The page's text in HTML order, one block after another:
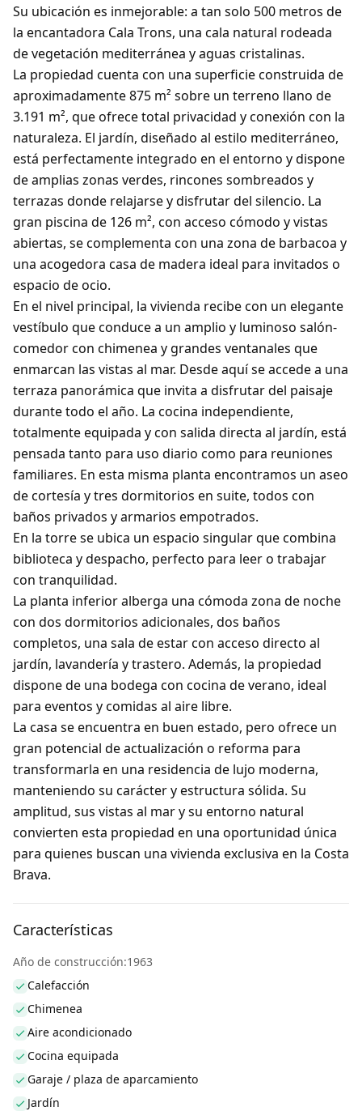
Su ubicación es inmejorable: a tan solo 500 metros de
la encantadora Cala Trons, una cala natural rodeada
de vegetación mediterránea y aguas cristalinas.
La propiedad cuenta con una superficie construida de
aproximadamente 875 m² sobre un terreno llano de
3.191 m², que ofrece total privacidad y conexión con la
naturaleza. El jardín, diseñado al estilo mediterráneo,
está perfectamente integrado en el entorno y dispone
de amplias zonas verdes, rincones sombreados y
terrazas donde relajarse y disfrutar del silencio. La
gran piscina de 126 m², con acceso cómodo y vistas
abiertas, se complementa con una zona de barbacoa y
una acogedora casa de madera ideal para invitados o
espacio de ocio.
En el nivel principal, la vivienda recibe con un elegante
vestíbulo que conduce a un amplio y luminoso salón-
comedor con chimenea y grandes ventanales que
enmarcan las vistas al mar. Desde aquí se accede a una
terraza panorámica que invita a disfrutar del paisaje
durante todo el año. La cocina independiente,
totalmente equipada y con salida directa al jardín, está
pensada tanto para uso diario como para reuniones
familiares. En esta misma planta encontramos un aseo
de cortesía y tres dormitorios en suite, todos con
baños privados y armarios empotrados.
En la torre se ubica un espacio singular que combina
biblioteca y despacho, perfecto para leer o trabajar
con tranquilidad.
La planta inferior alberga una cómoda zona de noche
con dos dormitorios adicionales, dos baños
completos, una sala de estar con acceso directo al
jardín, lavandería y trastero. Además, la propiedad
dispone de una bodega con cocina de verano, ideal
para eventos y comidas al aire libre.
La casa se encuentra en buen estado, pero ofrece un
gran potencial de actualización o reforma para
transformarla en una residencia de lujo moderna,
manteniendo su carácter y estructura sólida. Su
amplitud, sus vistas al mar y su entorno natural
convierten esta propiedad en una oportunidad única
para quienes buscan una vivienda exclusiva en la Costa
Brava.
Características
Año de construcción:1963
Calefacción
Chimenea
Aire acondicionado
Cocina equipada
Garaje / plaza de aparcamiento
Jardín